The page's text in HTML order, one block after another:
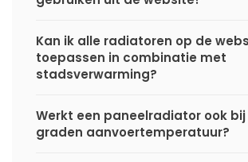
Kan ik alle radiatoren op de
toepassen in combinatie met
stadsverwarming?
Werkt een paneelradiator ook bij
graden aanvoertemperatuur?